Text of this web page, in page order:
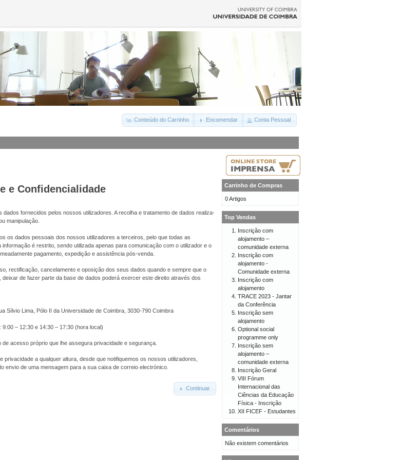
Conteúdo do Carrinho Encomendar Conta Pessoal
e Confidencialidade
dados fornecidos pelos nossos utilizadores. A recolha e tratamento de dados realiza-
manipulação.
os dados pessoais dos nossos utilizadores a terceiros, pelo que todas as
é restrito, sendo utilizada apenas para comunicação com o utilizador e o
pagamento, expedição e assistência pós-venda.
rectificação, cancelamento e oposição dos seus dados quando e sempre que o
deixar de fazer parte da base de dados poderá exercer este direito através dos
Sílvio Lima, Pólo II da Universidade de Coimbra, 3030-790 Coimbra
– 12:30 e 14:30 – 17:30 (hora local)
acesso próprio que lhe assegura privacidade e segurança.
privacidade a qualquer altura, desde que notifiquemos os nossos utilizadores,
envio de uma mensagem para a sua caixa de correio electrónico.
Continuar
Carrinho de Compras
0 Artigos
Top Vendas
Inscrição com
alojamento –
comunidade externa
Inscrição com
alojamento -
Comunidade externa
Inscrição com
alojamento
TRACE 2023 - Jantar
da Conferência
Inscrição sem
alojamento
Optional social
programme only
Inscrição sem
alojamento –
comunidade externa
Inscrição Geral
VIII Fórum
Internacional das
Ciências da Educação
Física - Inscrição
XII FICEF - Estudantes
Comentários
Não existem comentários